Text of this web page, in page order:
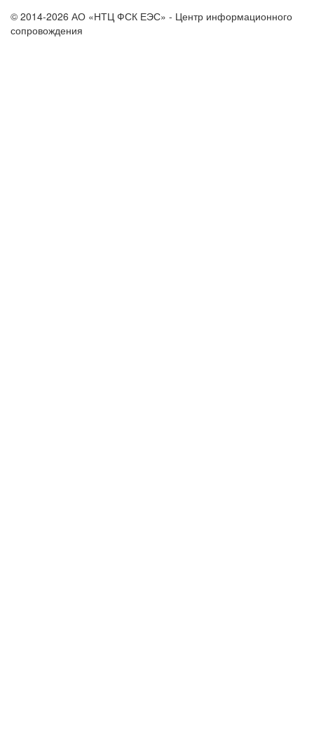
© 2014-2026 АО «НТЦ ФСК ЕЭС» - Центр информационного
сопровождения